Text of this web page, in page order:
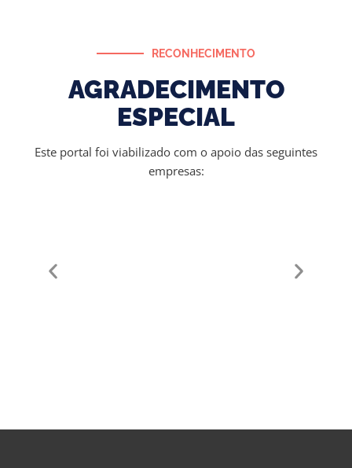
RECONHECIMENTO
AGRADECIMENTO
ESPECIAL
Este portal foi viabilizado com o apoio das seguintes
empresas: